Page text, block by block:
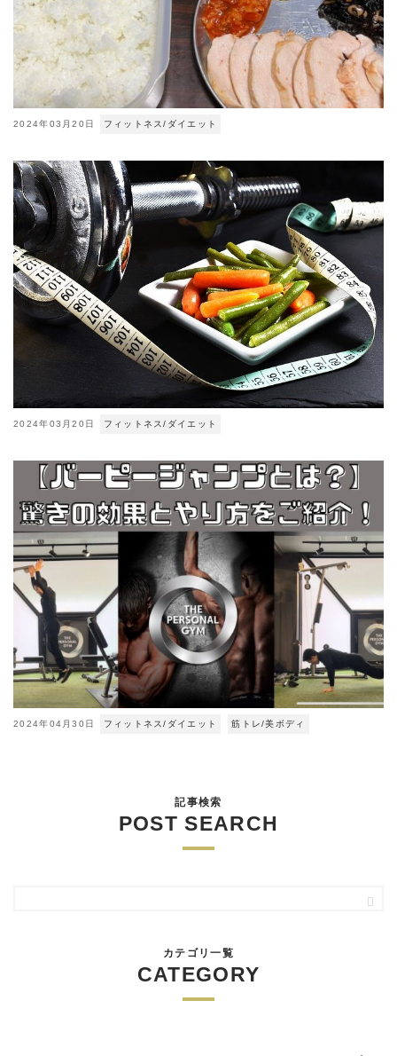
2024年03月20日 フィットネス/ダイエット
2024年03月20日 フィットネス/ダイエット
2024年04月30日 フィットネス/ダイエット 筋トレ/美ボディ
記事検索
POST SEARCH
カテゴリ一覧
CATEGORY